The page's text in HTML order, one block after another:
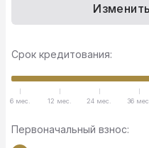
Срок кредитования:
6 мес. 12 мес. 24 мес. 36 мес.
Первоначальный взнос: